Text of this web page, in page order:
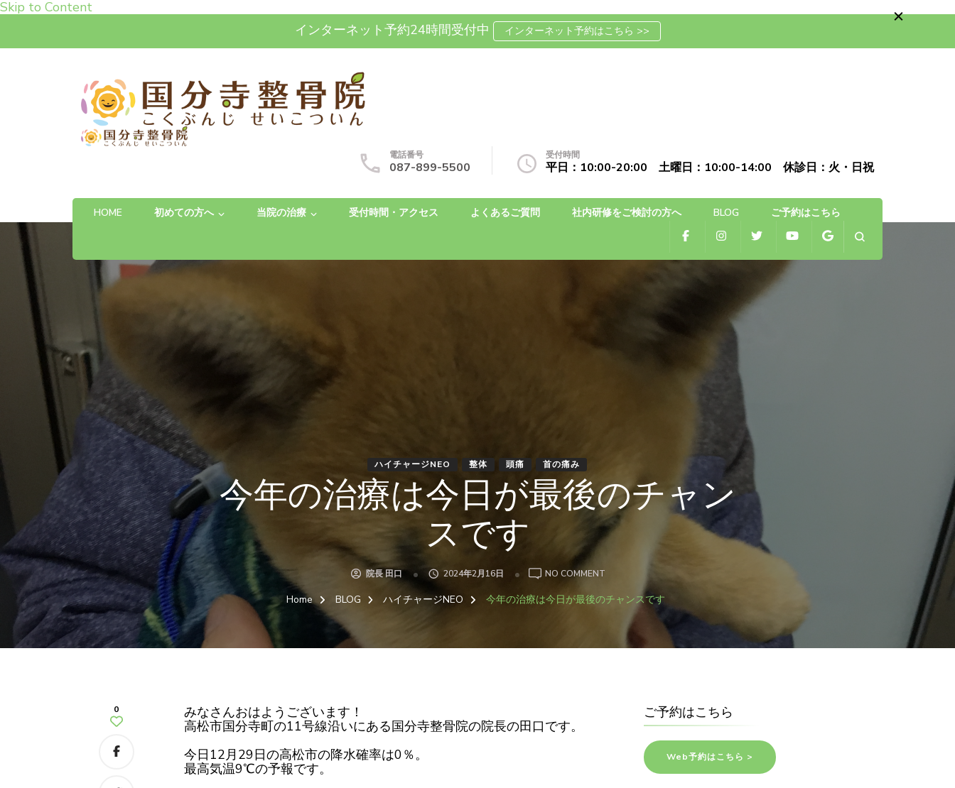
Skip to Content
インターネット予約24時間受付中
インターネット予約はこちら >>
高松市で肩こり・腰痛・坐骨神経痛の整体なら国分寺整骨院
「お体の不安を自信に変える」完全予約制の自費治療専門の整骨院です
電話番号
087-899-5500
受付時間
平日：10:00-20:00 土曜日：10:00-14:00 休診日：火・日祝
HOME 初めての方へ 当院の治療 受付時間・アクセス よくあるご質問 社内研修をご検討の方へ BLOG ご予約はこちら
ハイチャージNEO 整体 頭痛 首の痛み
今年の治療は今日が最後のチャン
スです
院長 田口 2024年2月16日 NO COMMENT
の
日
Home BLOG ハイチャージNEO 今年の治療は今日が最後のチャンスです
0
みなさんおはようございます！
高松市国分寺町の11号線沿いにある国分寺整骨院の院長の田口です。
今日12月29日の高松市の降水確率は0％。
最高気温9℃の予報です。
ご予約はこちら
Web予約はこちら >